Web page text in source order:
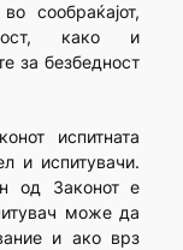
сообраќајот,
како и
за безбедност
испитната
и испитувачи.
од Законот е
може да
и ако врз